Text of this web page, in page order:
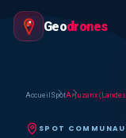
Geodrones
Accueil SpotArjuzanx
SPOT